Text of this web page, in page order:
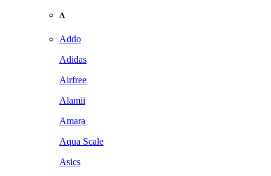
A
Addo
Adidas
Airfree
Alamii
Amara
Aqua Scale
Asics